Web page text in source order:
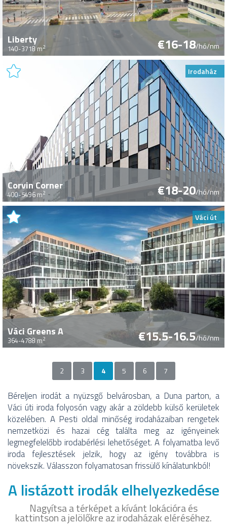
Liberty
140-3718 m2 €16-18/hó/nm
Irodaház
Corvin Corner
400-5496 m2 €18-20/hó/nm
Váci út
Váci Greens A
364-4788 m2 €15.5-16.5/hó/nm
Oldalak 2 3 4 5 6 7
Béreljen irodát a nyüzsgő belvárosban, a Duna parton, a
Váci úti iroda folyosón vagy akár a zöldebb külső kerületek
közelében. A Pesti oldal minőség irodaházaiban rengetek
nemzetközi és hazai cég találta meg az igényeinek
legmegfelelőbb irodabérlési lehetőséget. A folyamatba levő
iroda fejlesztések jelzik, hogy az igény továbbra is
növekszik. Válasszon folyamatosan frissülő kínálatunkból!
A listázott irodák elhelyezkedése
Nagyítsa a térképet a kívánt lokációra és
kattintson a jelölőkre az irodaházak eléréséhez.